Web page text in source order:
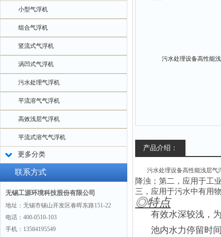
小型气浮机
组合气浮机
竖流式气浮机
涡凹式气浮机
污水处理气浮机
平流溶气气浮机
高效浅层气浮机
平流式溶气气浮机
更多分类
联系方式
无锡工源环境科技股份有限公司
地址：无锡市锡山开发区春晖东路151-22
电话：400-0510-103
手机：13584195549
产品介绍：
污水处理设备高性能浅层气
降浊；第二，应用于工
三，应用于污水中有用
◎特点
有效水深较浅，
池内水力停留时